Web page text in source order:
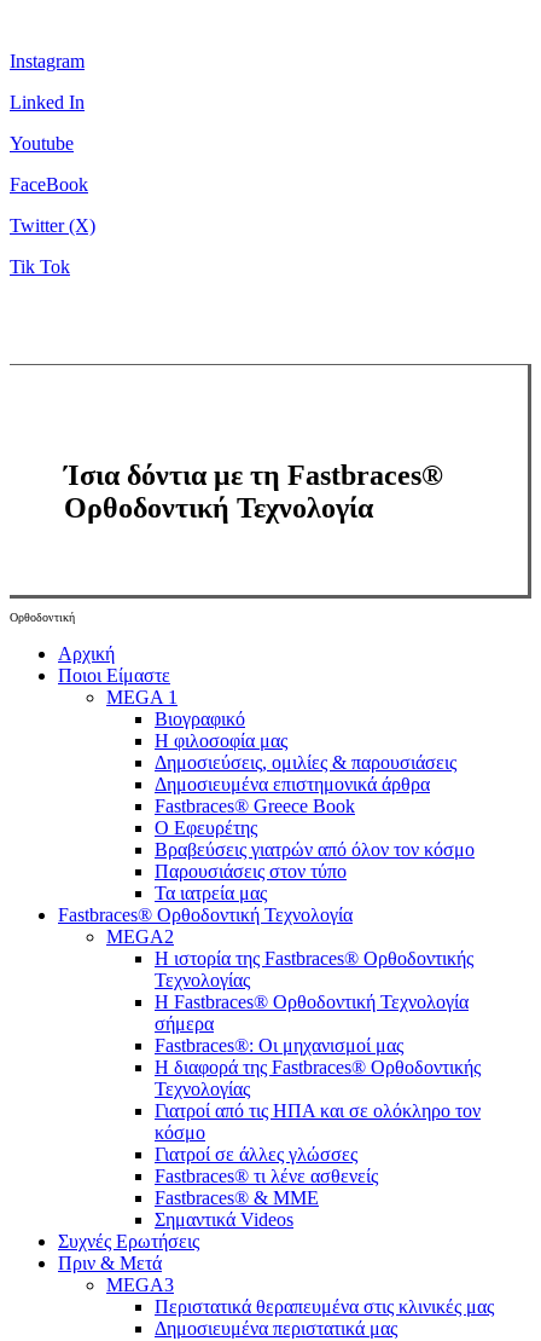
Instagram
Linked In
Youtube
FaceBook
Twitter (X)
Tik Tok
Ίσια δόντια με τη Fastbraces®
Ορθοδοντική Τεχνολογία
Ορθοδοντική
Close
Menu
Αρχική
Ποιοι Είμαστε
MEGA 1
Βιογραφικό
Η φιλοσοφία μας
Δημοσιεύσεις, ομιλίες & παρουσιάσεις
Δημοσιευμένα επιστημονικά άρθρα
Fastbraces® Greece Book
Ο Εφευρέτης
Bραβεύσεις γιατρών από όλον τον κόσμο
Παρουσιάσεις στον τύπο
Τα ιατρεία μας
Fastbraces® Ορθοδοντική Τεχνολογία
MEGA2
Η ιστορία της Fastbraces® Ορθοδοντικής
Τεχνολογίας
H Fastbraces® Ορθοδοντική Τεχνολογία
σήμερα
Fastbraces®: Οι μηχανισμοί μας
Η διαφορά της Fastbraces® Ορθοδοντικής
Τεχνολογίας
Γιατροί από τις ΗΠΑ και σε ολόκληρο τον
κόσμο
Γιατροί σε άλλες γλώσσες
Fastbraces® τι λένε ασθενείς
Fastbraces® & ΜΜΕ
Σημαντικά Videos
Συχνές Ερωτήσεις
Πριν & Μετά
MEGA3
Περιστατικά θεραπευμένα στις κλινικές μας
Δημοσιευμένα περιστατικά μας